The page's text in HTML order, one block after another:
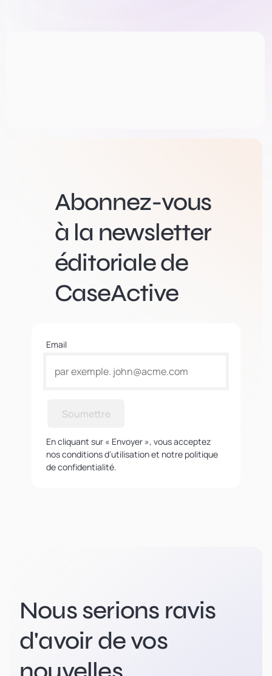
Abonnez-vous
à la newsletter
éditoriale de
CaseActive
Email
Soumettre
En cliquant sur « Envoyer », vous acceptez
nos conditions d'utilisation et notre politique
de confidentialité.
Nous serions ravis
d'avoir de vos